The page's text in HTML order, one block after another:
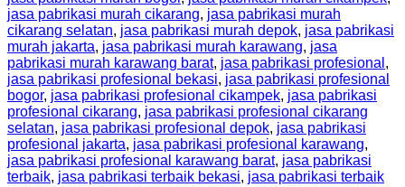
jasa pabrikasi murah cikarang, jasa pabrikasi murah
cikarang selatan, jasa pabrikasi murah depok, jasa pabrikasi
murah jakarta, jasa pabrikasi murah karawang, jasa
pabrikasi murah karawang barat, jasa pabrikasi profesional ,
jasa pabrikasi profesional bekasi, jasa pabrikasi profesional
bogor, jasa pabrikasi profesional cikampek, jasa pabrikasi
profesional cikarang, jasa pabrikasi profesional cikarang
selatan, jasa pabrikasi profesional depok, jasa pabrikasi
profesional jakarta, jasa pabrikasi profesional karawang,
jasa pabrikasi profesional karawang barat, jasa pabrikasi
terbaik, jasa pabrikasi terbaik bekasi, jasa pabrikasi terbaik